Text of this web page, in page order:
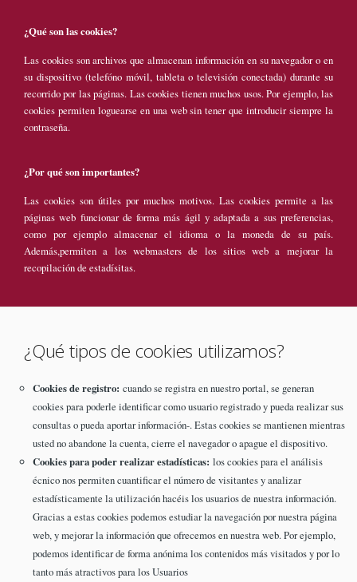
¿Qué son las cookies?
Las cookies son archivos que almacenan información en su navegador o en
su dispositivo (telefóno móvil, tableta o televisión conectada) durante su
recorrido por las páginas. Las cookies tienen muchos usos. Por ejemplo, las
cookies permiten loguearse en una web sin tener que introducir siempre la
contraseña.
¿Por qué son importantes?
Las cookies son útiles por muchos motivos. Las cookies permite a las
páginas web funcionar de forma más ágil y adaptada a sus preferencias,
como por ejemplo almacenar el idioma o la moneda de su país.
Además,permiten a los webmasters de los sitios web a mejorar la
recopilación de estadísitas.
¿Qué tipos de cookies utilizamos?
Cookies de registro: cuando se registra en nuestro portal, se generan
cookies para poderle identificar como usuario registrado y pueda realizar sus
consultas o pueda aportar información-. Estas cookies se mantienen mientras
usted no abandone la cuenta, cierre el navegador o apague el dispositivo.
Cookies para poder realizar estadísticas: los cookies para el análisis
écnico nos permiten cuantificar el número de visitantes y analizar
estadísticamente la utilización hacéis los usuarios de nuestra información.
Gracias a estas cookies podemos estudiar la navegación por nuestra página
web, y mejorar la información que ofrecemos en nuestra web. Por ejemplo,
podemos identificar de forma anónima los contenidos más visitados y por lo
tanto más atractivos para los Usuarios